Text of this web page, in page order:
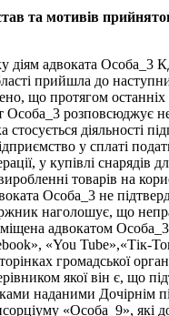
та мотивів
діям адвоката Особа_3
прийшла до
що протягом останніх
Особа_3 розповсюджує
стосується діяльності
у сплаті
у купівлі снарядів
товарів на
Особа_3 не
наголошує, що
адвокатом
«You Tube»,«Тік-
громадської
якої він є, що
наданими Дочірнім
«Особа_9», які